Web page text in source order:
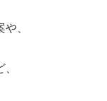
、